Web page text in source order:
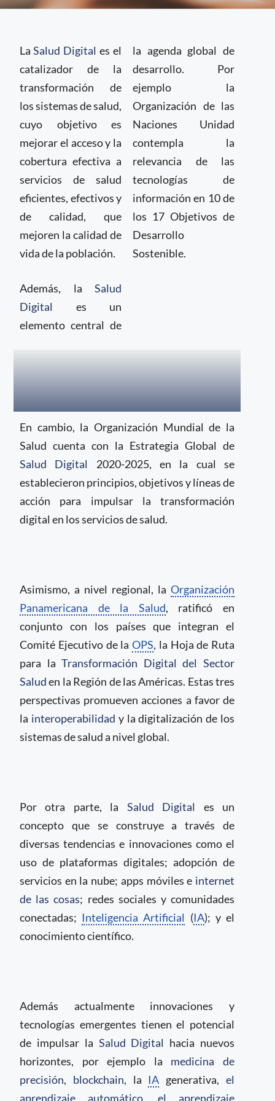
Salud Digital?
La Salud Digital es el
catalizador de la
transformación de
los sistemas de salud,
cuyo objetivo es
mejorar el acceso y la
cobertura efectiva a
servicios de salud
eficientes, efectivos y
de calidad, que
mejoren la calidad de
vida de la población.
Además, la Salud
Digital es un
elemento central de
la agenda global de
desarrollo. Por
ejemplo la
Organización de las
Naciones Unidad
contempla la
relevancia de las
tecnologías de
información en 10 de
los 17 Objetivos de
Desarrollo
Sostenible.
En cambio, la Organización Mundial de la
Salud cuenta con la Estrategia Global de
Salud Digital
2020-2025, en la cual se
establecieron principios, objetivos y líneas de
acción para impulsar la transformación
digital en los servicios de salud.
Asimismo, a nivel regional, la Organización
Panamericana de la Salud, ratificó en
conjunto con los países que integran el
Comité Ejecutivo de la OPS, la Hoja de Ruta
para laTransformación Digital del Sector
Saluden la Región de las Américas. Estas tres
perspectivas promueven acciones a favor de
la interoperabilidad y la digitalización de los
sistemas de salud a nivel global.
Por otra parte, la Salud Digital es un
concepto que se construye a través de
diversas tendencias e innovaciones como el
uso de plataformas digitales; adopción de
servicios en la nube; apps móviles e internet
de las cosas; redes sociales y comunidades
conectadas; Inteligencia Artificial (IA); y el
conocimiento científico.
Además actualmente innovaciones y
tecnologías emergentes tienen el potencial
de impulsar la Salud Digital hacia nuevos
horizontes, por ejemplo la medicina de
precisión, blockchain, la IA generativa,el
aprendizaje automático
el aprendizaje